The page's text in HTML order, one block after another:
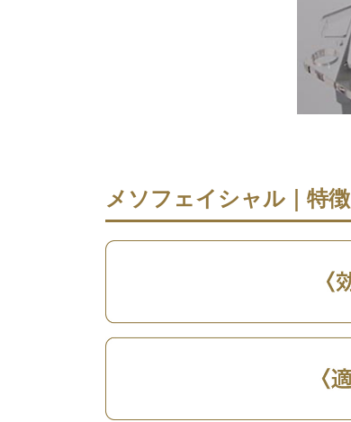
メソフェイシャル｜特徴